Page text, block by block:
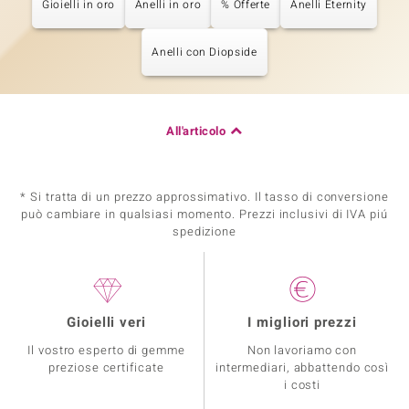
Gioielli in oro Anelli in oro % Offerte Anelli Eternity
Anelli con Diopside
All'articolo
* Si tratta di un prezzo approssimativo. Il tasso di conversione
può cambiare in qualsiasi momento. Prezzi inclusivi di IVA piú
spedizione
Gioielli veri
Il vostro esperto di gemme
preziose certificate
I migliori prezzi
Non lavoriamo con
intermediari, abbattendo così
i costi